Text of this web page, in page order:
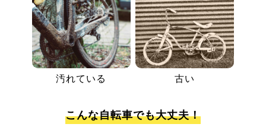
汚れている 古い
こんな自転車でも大丈夫！